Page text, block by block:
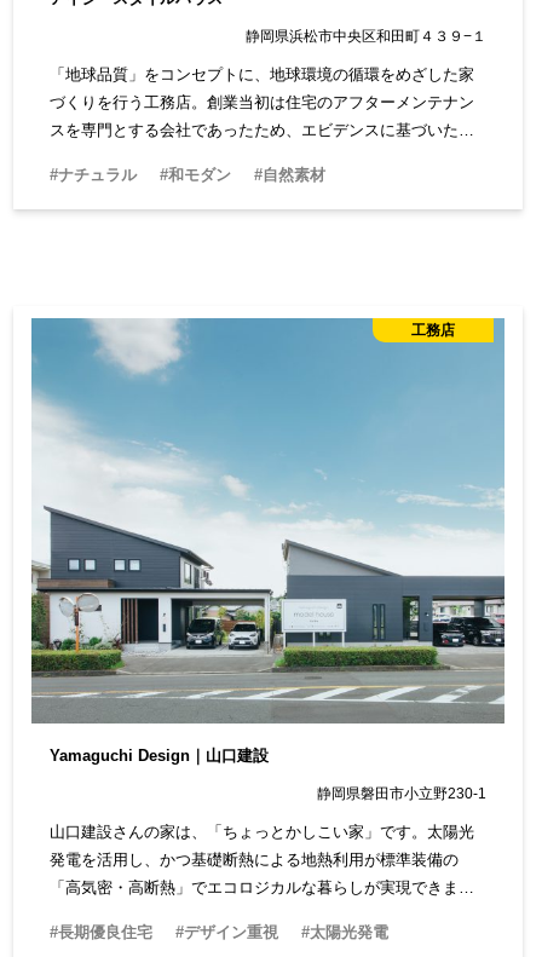
静岡県浜松市中央区和田町４３９−１
「地球品質」をコンセプトに、地球環境の循環をめざした家
づくりを行う工務店。創業当初は住宅のアフターメンテナン
スを専門とする会社であったため、エビデンスに基づいた根
て相談ができます。
#ナチュラル #和モダン #自然素材
工務店
Yamaguchi Design｜山口建設
静岡県磐田市小立野230-1
山口建設さんの家は、「ちょっとかしこい家」です。太陽光
発電を活用し、かつ基礎断熱による地熱利用が標準装備の
「高気密・高断熱」でエコロジカルな暮らしが実現できま
#長期優良住宅 #デザイン重視 #太陽光発電